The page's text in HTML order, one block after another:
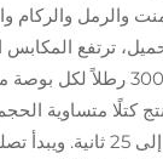
والرمل والركام
ترتفع
يتراوح بين 1500 و3000
كتلًا متساوية
كل عملية حوالي 15 إلى